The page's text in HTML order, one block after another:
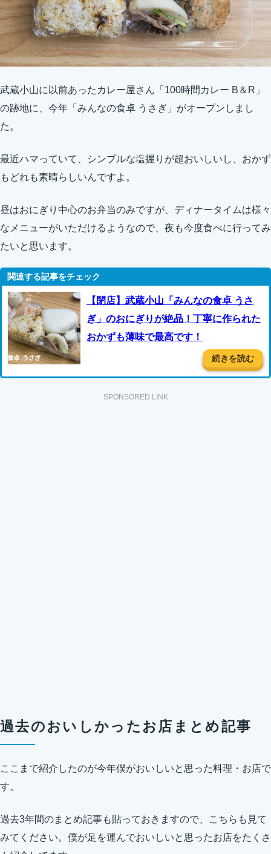
武蔵小山に以前あったカレー屋さん「100時間カレー B＆R」
の跡地に、今年「みんなの食卓 うさぎ」がオープンしまし
た。
最近ハマっていて、シンプルな塩握りが超おいしいし、おかず
もどれも素晴らしいんですよ。
昼はおにぎり中心のお弁当のみですが、ディナータイムは様々
なメニューがいただけるようなので、夜も今度食べに行ってみ
たいと思います。
【閉店】武蔵小山「みんなの食卓 うさ
ぎ」のおにぎりが絶品！丁寧に作られた
おかずも薄味で最高です！
続きを読む
SPONSORED LINK
過去のおいしかったお店まとめ記事
ここまで紹介したのが今年僕がおいしいと思った料理・お店で
す。
過去3年間のまとめ記事も貼っておきますので、こちらも見て
みてください。僕が足を運んでおいしいと思ったお店をたくさ